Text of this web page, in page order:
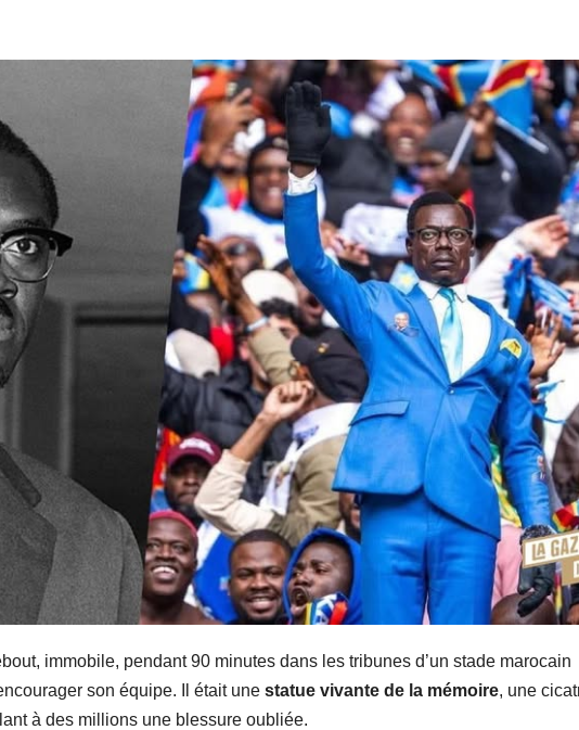
immobile, pendant 90 minutes dans les tribunes d’un stade marocain
son équipe. Il était une statue vivante de la mémoire, une
à des millions une blessure oubliée.